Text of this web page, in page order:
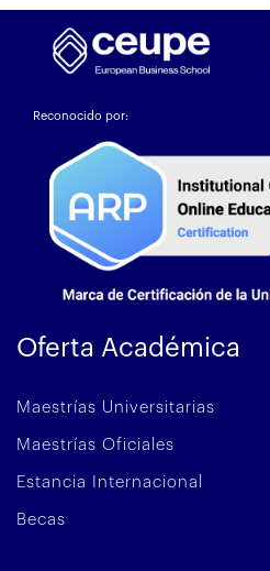
Reconocido por:
Oferta Académica
Maestrías Universitarias
Maestrías Oficiales
Estancia Internacional
Becas